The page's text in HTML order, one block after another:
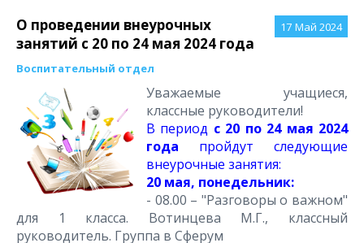
17 Май 2024
О проведении внеурочных
занятий с 20 по 24 мая 2024 года
Воспитательный отдел
Уважаемые учащиеся,
классные руководители!
В период с 20 по 24 мая 2024
года пройдут следующие
внеурочные занятия:
20 мая, понедельник:
- 08.00 – "Разговоры о важном"
для 1 класса. Вотинцева М.Г., классный
руководитель. Группа в Сферум